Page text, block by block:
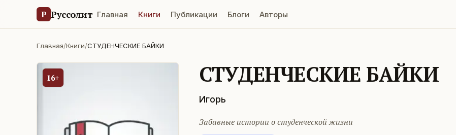
Р Руссолит Главная Книги Публикации Блоги Авторы
Главная/Книги/СТУДЕНЧЕСКИЕ БАЙКИ
16+ СТУДЕНЧЕСКИЕ БАЙКИ
Игорь
Забавные истории о студенческой жизни